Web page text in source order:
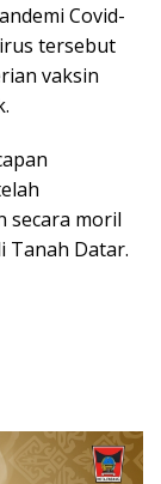
Covid-
tersebut
vaksin
secara moril
Tanah Datar.